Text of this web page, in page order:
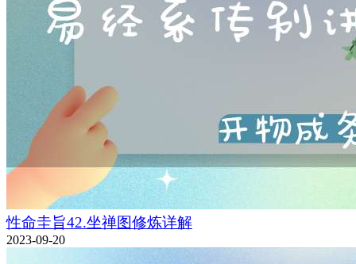
性命圭旨42.坐禅图修炼详解
2023-09-20